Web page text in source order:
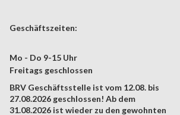
Geschäftszeiten:
Mo - Do 9-15 Uhr
Freitags geschlossen
BRV Geschäftsstelle ist vom 12.08. bis
27.08.2026 geschlossen! Ab dem
31.08.2026 ist wieder zu den gewohnten